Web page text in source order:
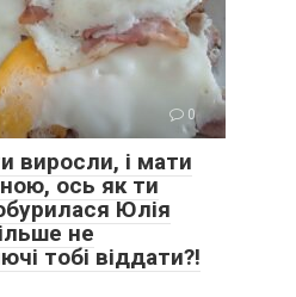
0
виросли, і мати
ось як ти
Юлія
не
тобі віддати?!